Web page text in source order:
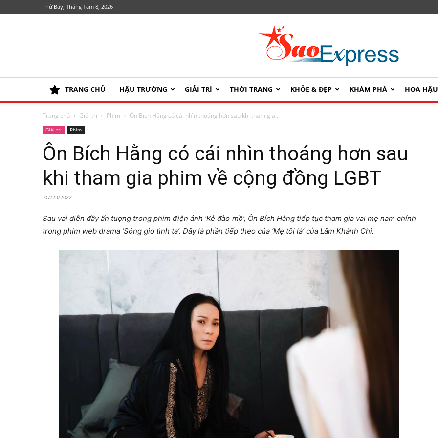
Thứ Bảy, Tháng Tám 8, 2026
SaoExpress
TRANG CHỦ HẬU TRƯỜNG GIẢI TRÍ THỜI TRANG KHỎE & ĐẸP KHÁM PHÁ HOA
Trang chủ Giải trí Phim Ôn Bích Hằng có cái nhìn thoáng hơn sau khi tham gia...
Giải trí Phim
Ôn Bích Hằng có cái nhìn thoáng hơn sau
khi tham gia phim về cộng đồng LGBT
07/23/2022
Sau vai diễn đầy ấn tượng trong phim điện ảnh ‘Kẻ đào mồ’, Ôn Bích Hằng tiếp tục tham gia vai mẹ nam chính
trong phim web drama ‘Sóng gió tình ta’. Đây là phần tiếp theo của ‘Mẹ tôi là’ của Lâm Khánh Chi.